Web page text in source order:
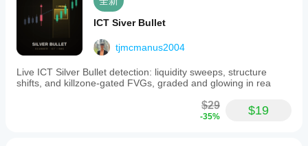
(drawdown
exceeds
ATR-
based
When
the
ICT Siver Bullet
tjmcmanus2004
Live ICT Silver Bullet detection: liquidity sweeps, structure
shifts, and killzone-gated FVGs, graded and glowing in rea
$29
-35% $19